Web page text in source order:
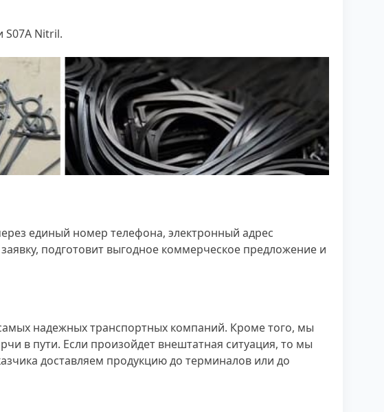
S07A Nitril.
единый номер телефона, электронный адрес
подготовит выгодное коммерческое предложение и
надежных транспортных компаний. Кроме того, мы
в пути. Если произойдет внештатная ситуация, то мы
доставляем продукцию до терминалов или до